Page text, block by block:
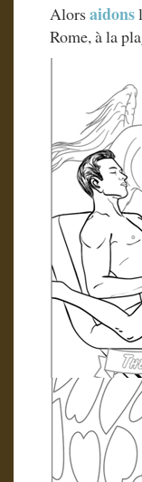
Alorsaidons
Rome, à la